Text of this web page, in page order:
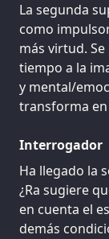
La segunda
como
más virtud.
tiempo a la
y mental/
transforma
Interrogador
Ha llegado la
¿Ra sugiere
en cuenta el
demás